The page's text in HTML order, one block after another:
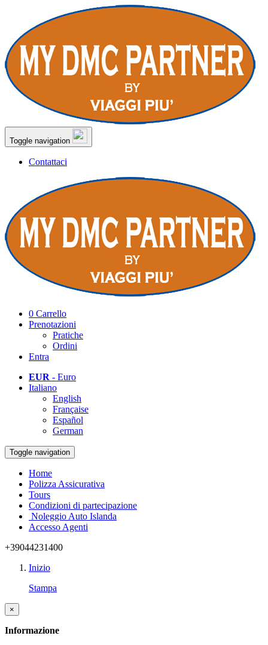
Toggle navigation
Contattaci
0 Carrello
Prenotazioni
Pratiche
Ordini
Entra
EUR - Euro
Italiano
English
Française
Español
German
Toggle navigation
Home
Polizza Assicurativa
Tours
Condizioni di partecipazione
Noleggio Auto Islanda
Accesso Agenti
+39044231400
Inizio
Stampa
×
Informazione